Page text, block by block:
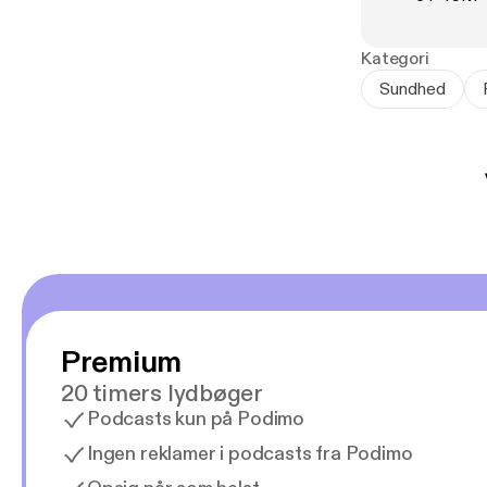
Bogen er
ikke mindst
Kategori
Sundhed
Premium
20 timers lydbøger
Podcasts kun på Podimo
Ingen reklamer i podcasts fra Podimo